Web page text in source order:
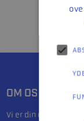
OM OS
Vi er din destination